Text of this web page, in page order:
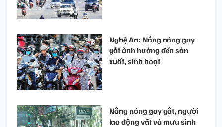
Nghệ An: Nắng nóng gay
gắt ảnh hưởng đến sản
xuất, sinh hoạt
Nắng nóng gay gắt, người
lao động vất vả mưu sinh